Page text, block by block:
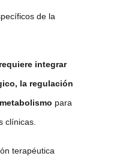
de la
integrar
la regulación
para
clínicas.
terapéutica